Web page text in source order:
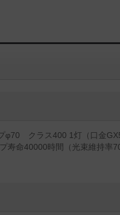
φ70 クラス400 1灯（口金
命40000時間（光束維持率70